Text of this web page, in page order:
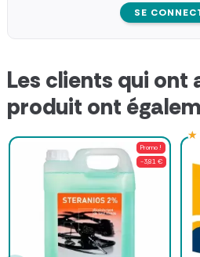
SE
Les clients qui ont
produit ont
Promo !
-3,81 €